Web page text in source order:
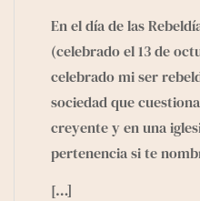
En el día de las
(celebrado el 13 de
celebrado mi ser
sociedad que
creyente y en una
pertenencia si te
[…]